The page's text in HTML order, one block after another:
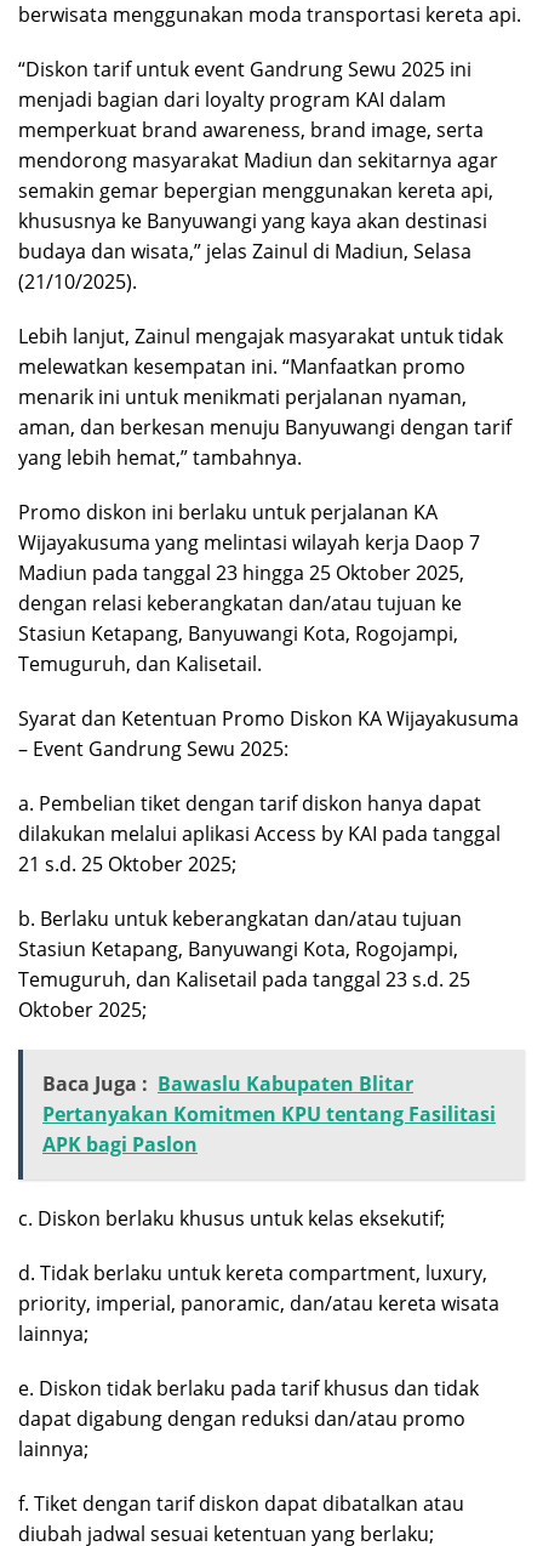
berwisata menggunakan moda transportasi kereta api.
“Diskon tarif untuk event Gandrung Sewu 2025 ini
menjadi bagian dari loyalty program KAI dalam
memperkuat brand awareness, brand image, serta
mendorong masyarakat Madiun dan sekitarnya agar
semakin gemar bepergian menggunakan kereta api,
khususnya ke Banyuwangi yang kaya akan destinasi
budaya dan wisata,” jelas Zainul di Madiun, Selasa
(21/10/2025).
Lebih lanjut, Zainul mengajak masyarakat untuk tidak
melewatkan kesempatan ini. “Manfaatkan promo
menarik ini untuk menikmati perjalanan nyaman,
aman, dan berkesan menuju Banyuwangi dengan tarif
yang lebih hemat,” tambahnya.
Promo diskon ini berlaku untuk perjalanan KA
Wijayakusuma yang melintasi wilayah kerja Daop 7
Madiun pada tanggal 23 hingga 25 Oktober 2025,
dengan relasi keberangkatan dan/atau tujuan ke
Stasiun Ketapang, Banyuwangi Kota, Rogojampi,
Temuguruh, dan Kalisetail.
Syarat dan Ketentuan Promo Diskon KA Wijayakusuma
– Event Gandrung Sewu 2025:
a. Pembelian tiket dengan tarif diskon hanya dapat
dilakukan melalui aplikasi Access by KAI pada tanggal
21 s.d. 25 Oktober 2025;
b. Berlaku untuk keberangkatan dan/atau tujuan
Stasiun Ketapang, Banyuwangi Kota, Rogojampi,
Temuguruh, dan Kalisetail pada tanggal 23 s.d. 25
Oktober 2025;
Baca Juga : Bawaslu Kabupaten Blitar
Pertanyakan Komitmen KPU tentang Fasilitasi
APK bagi Paslon
c. Diskon berlaku khusus untuk kelas eksekutif;
d. Tidak berlaku untuk kereta compartment, luxury,
priority, imperial, panoramic, dan/atau kereta wisata
lainnya;
e. Diskon tidak berlaku pada tarif khusus dan tidak
dapat digabung dengan reduksi dan/atau promo
lainnya;
f. Tiket dengan tarif diskon dapat dibatalkan atau
diubah jadwal sesuai ketentuan yang berlaku;